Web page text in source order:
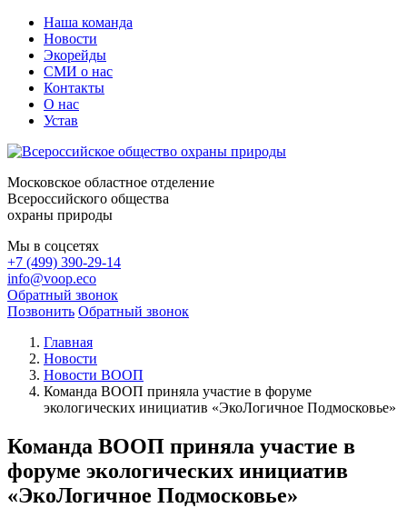
Наша команда
Новости
Экорейды
СМИ о нас
Контакты
О нас
Устав
Московское областное отделение
Всероссийского общества
охраны природы
Мы в соцсетях
+7 (499) 390-29-14
info@voop.eco
Обратный звонок
Позвонить Обратный звонок
Главная
Новости
Новости ВООП
Команда ВООП приняла участие в форуме
экологических инициатив «ЭкоЛогичное Подмосковье»
Команда ВООП приняла участие в
форуме экологических инициатив
«ЭкоЛогичное Подмосковье»